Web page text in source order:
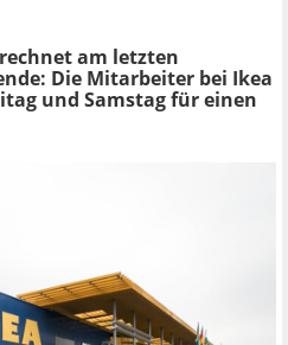
am letzten
Die Mitarbeiter bei Ikea
und Samstag für einen